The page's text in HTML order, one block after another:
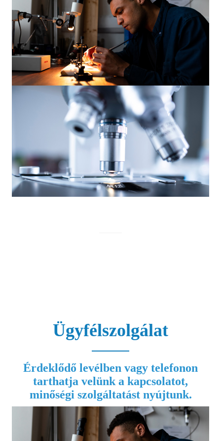
Ügyfélszolgálat
Érdeklődő levélben vagy telefonon
tarthatja velünk a kapcsolatot,
minőségi szolgáltatást nyújtunk.